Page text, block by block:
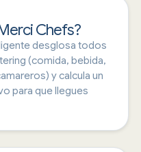
Chefs?
desglosa todos
(comida, bebida,
y calcula un
para que llegues